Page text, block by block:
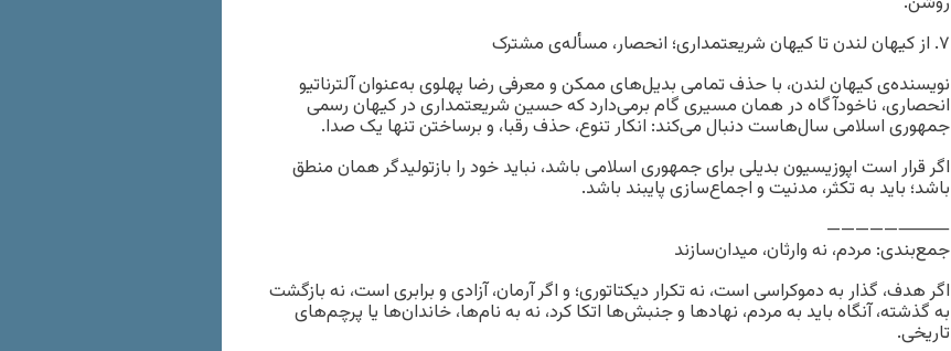
۷. از کیهان لندن تا کیهان شریعتمداری؛ انحصار، مسأله‌ی مشترک
نویسنده‌ی کیهان لندن، با حذف تمامی بدیل‌های ممکن و معرفی رضا پهلوی به‌عنوان آلترناتیو
انحصاری، ناخودآگاه در همان مسیری گام برمی‌دارد که حسین شریعتمداری در کیهان رسمی
جمهوری اسلامی سال‌هاست دنبال می‌کند: انکار تنوع، حذف رقبا، و برساختن تنها یک صدا.
اگر قرار است اپوزیسیون بدیلی برای جمهوری اسلامی باشد، نباید خود را بازتولیدگر همان منطق
باشد؛ باید به تکثر، مدنیت و اجماع‌سازی پایبند باشد.
⸻—————
جمع‌بندی: مردم، نه وارثان، میدان‌سازند
اگر هدف، گذار به دموکراسی است، نه تکرار دیکتاتوری؛ و اگر آرمان، آزادی و برابری است، نه بازگشت
به گذشته، آنگاه باید به مردم، نهادها و جنبش‌ها اتکا کرد، نه به نام‌ها، خاندان‌ها یا پرچم‌های
تاریخی.